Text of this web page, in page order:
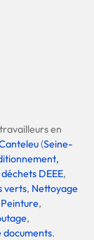
en
(Seine-
DEEE,
verts, Nettoyage
Peinture,
,
documents.